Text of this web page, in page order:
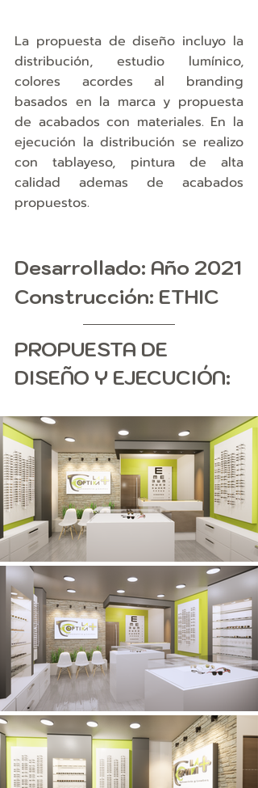
La propuesta de diseño incluyo la
distribución, estudio lumínico,
colores acordes al branding
basados en la marca y propuesta
de acabados con materiales. En la
ejecución la distribución se realizo
con tablayeso, pintura de alta
calidad ademas de acabados
propuestos.
Desarrollado: Año 2021
Construcción: ETHIC
PROPUESTA DE
DISEÑO Y EJECUCIÓN: